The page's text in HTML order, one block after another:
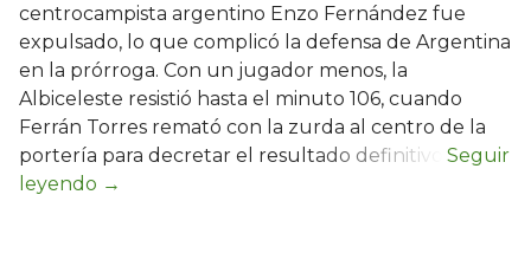
centrocampista argentino Enzo Fernández fue
expulsado, lo que complicó la defensa de Argentina
en la prórroga. Con un jugador menos, la
Albiceleste resistió hasta el minuto 106, cuando
Ferrán Torres remató con la zurda al centro de la
portería para decretar el resultado definitivo.